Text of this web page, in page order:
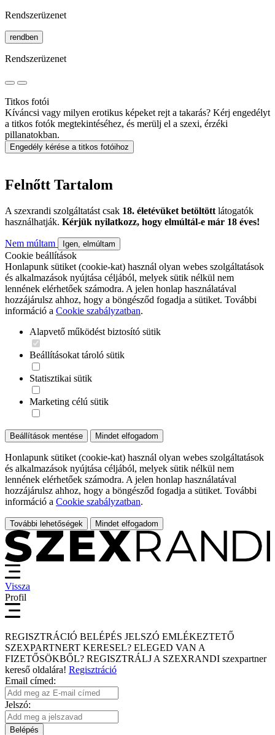
Rendszerüzenet
rendben
Rendszerüzenet
Titkos fotói
Kíváncsi vagy milyen erotikus képeket rejt a takarás? Kérj engedélyt
a titkos fotók megtekintéséhez, és merülj el a szexi, érzéki
pillanatokban.
Engedély kérése a titkos fotóihoz
Felnőtt Tartalom
A szexrandi szolgáltatást csak 18. életévüket betöltött látogatók
használhatják. Kérjük nyilatkozz, hogy elmúltál-e már 18 éves!
Nem múltam Igen, elmúltam
Cookie beállítások
Honlapunk sütiket (cookie-kat) használ olyan webes szolgáltatások
és alkalmazások nyújtása céljából, melyek sütik nélkül nem
lennének elérhetőek számodra. A jelen honlap használatával
hozzájárulsz ahhoz, hogy a böngésződ fogadja a sütiket. További
információ a Cookie szabályzatban.
Alapvető működést biztosító sütik
Beállításokat tároló sütik
Statisztikai sütik
Marketing célú sütik
Beállítások mentése Mindet elfogadom
Honlapunk sütiket (cookie-kat) használ olyan webes szolgáltatások
és alkalmazások nyújtása céljából, melyek sütik nélkül nem
lennének elérhetőek számodra. A jelen honlap használatával
hozzájárulsz ahhoz, hogy a böngésződ fogadja a sütiket. További
információ a Cookie szabályzatban.
További lehetőségek Mindet elfogadom
Vissza
Profil
REGISZTRÁCIÓ BELÉPÉS JELSZÓ EMLÉKEZTETŐ
SZEXPARTNERT KERESEL? ELEGED VAN A
FIZETŐSÖKBŐL? REGISZTRÁLJ A SZEXRANDI szexpartner
kereső oldalára! Regisztráció
Email címed:
Jelszó:
Belépés